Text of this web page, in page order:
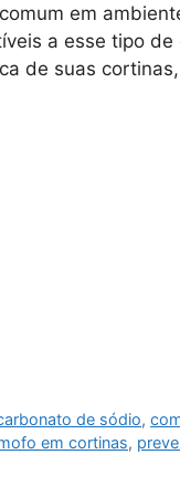
em
a esse tipo
de suas
de sódio,
em cortinas,